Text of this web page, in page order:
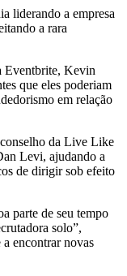
liderando a empresa
a rara
Eventbrite, Kevin
que eles poderiam
em relação
da Live Like
Levi, ajudando a
de dirigir sob efeito
parte de seu tempo
solo”,
encontrar novas